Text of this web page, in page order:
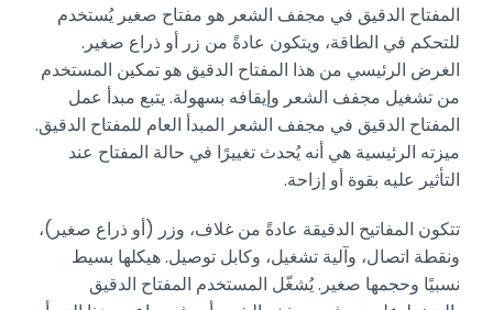
المفتاح الدقيق في مجفف الشعر هو مفتاح صغير يُستخدم
للتحكم في الطاقة، ويتكون عادةً من زر أو ذراع صغير.
الغرض الرئيسي من هذا المفتاح الدقيق هو تمكين المستخدم
من تشغيل مجفف الشعر وإيقافه بسهولة. يتبع مبدأ عمل
المفتاح الدقيق في مجفف الشعر المبدأ العام للمفتاح الدقيق.
ميزته الرئيسية هي أنه يُحدث تغييرًا في حالة المفتاح عند
التأثير عليه بقوة أو إزاحة.
تتكون المفاتيح الدقيقة عادةً من غلاف، وزر (أو ذراع صغير)،
ونقطة اتصال، وآلية تشغيل، وكابل توصيل. هيكلها بسيط
نسبيًا وحجمها صغير. يُشغّل المستخدم المفتاح الدقيق